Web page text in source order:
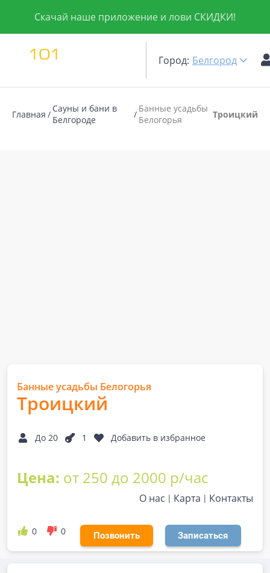
Скачай наше приложение и лови СКИДКИ!
Город: Белгород
Главная
Сауны и бани в
Белгороде
Банные усадьбы
Белогорья
Троицкий
Банные усадьбы Белогорья
Троицкий
До 20 1 Добавить в избранное
Цена: от 250 до 2000 р/час
О нас Карта Контакты
0 0 Позвонить Записаться